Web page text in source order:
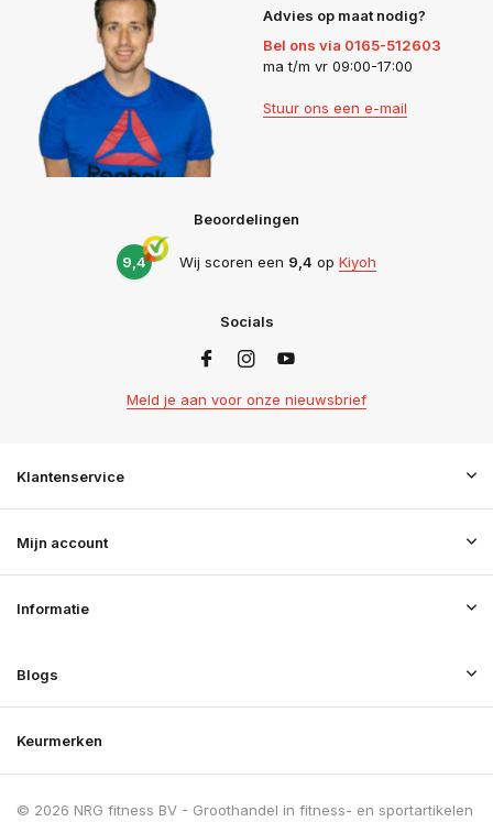
Advies op maat nodig?
Bel ons via 0165-512603
ma t/m vr 09:00-17:00
Stuur ons een e-mail
Beoordelingen
9,4 Wij scoren een 9,4 op Kiyoh
Socials
Meld je aan voor onze nieuwsbrief
Klantenservice
Mijn account
Informatie
Blogs
Keurmerken
© 2026 NRG fitness BV - Groothandel in fitness- en sportartikelen